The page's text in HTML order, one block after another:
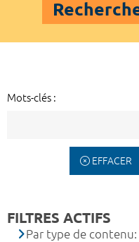
Mots-clés :
EFFACER
FILTRES ACTIFS
Par type de contenu: